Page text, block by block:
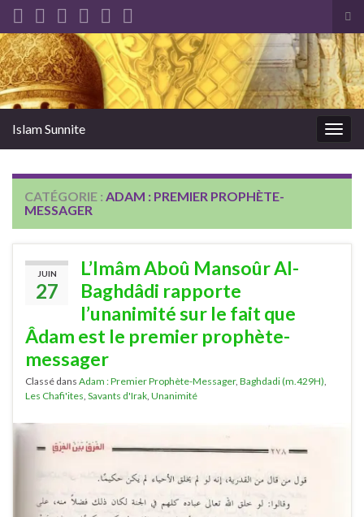
Search for:
Islam Sunnite
CATÉGORIE : ADAM : PREMIER PROPHÈTE-
MESSAGER
JUIN
27
L’Imâm Aboû Mansoûr Al-
Baghdâdi rapporte
l’unanimité sur le fait que
Âdam est le premier prophète-
messager
Classé dans Adam : Premier Prophète-Messager, Baghdadi (m.429H)
Les Chafi'ites Savants d'Irak Unanimité